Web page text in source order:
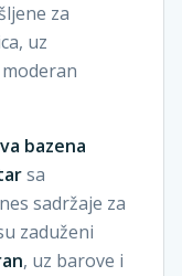
za
uz
bazena
sa
sadržaje za
zaduženi
, uz barove i